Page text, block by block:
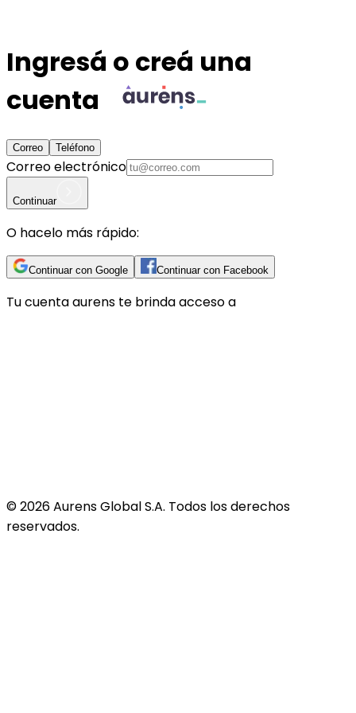
Ingresá o creá una
cuenta
Correo Teléfono
Correo electrónico
Continuar
O hacelo más rápido:
Continuar con Google Continuar con Facebook
Tu cuentaaurens te brinda acceso a
©2026Aurens Global S.A. Todos los derechos
reservados.